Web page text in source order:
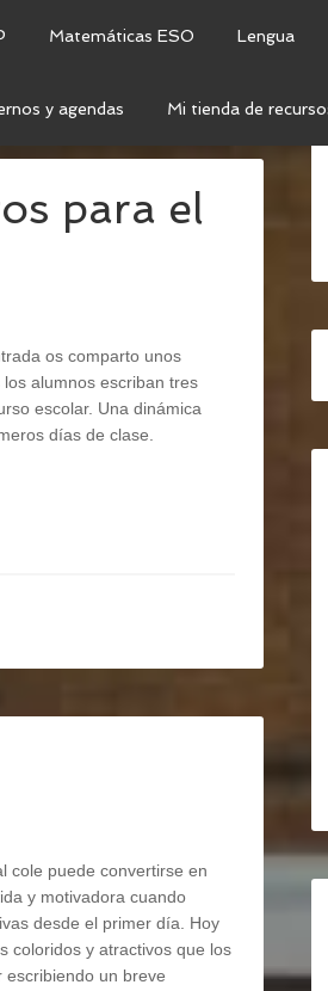
Matemáticas ESO Lengua
y agendas Mi tienda de
para el
os comparto unos
alumnos escriban tres
escolar. Una dinámica
días de clase.
cole puede convertirse en
y motivadora cuando
desde el primer día. Hoy
coloridos y atractivos que los
un breve